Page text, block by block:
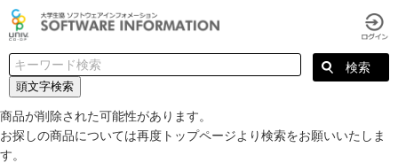
頭文字検索
商品が削除された可能性があります。
お探しの商品については再度トップページより検索をお願いいたしま
す。